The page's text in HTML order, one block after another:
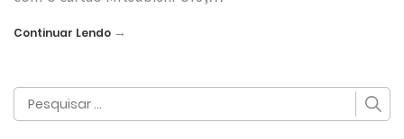
Continuar Lendo →